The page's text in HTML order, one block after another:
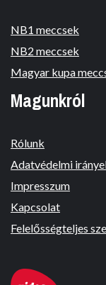
NB1 meccsek
NB2 meccsek
Magyar kupa
Magunkról
Rólunk
Adatvédelmi
Impresszum
Kapcsolat
Felelősségteljes